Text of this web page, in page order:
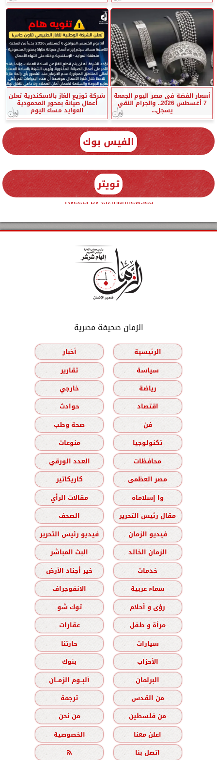
أسعار الفضة في مصر اليوم الجمعة
7 أغسطس 2026.. والجرام النقي
يسجل...
شركة توزيع الغاز بالاسكندرية تعلن
أعمال صيانة بمحور المحمودية
العوايد مساء اليوم
الفيس بوك
تويتر
Tweets by elzmannewseg
الزمان صحيفة مصرية
الرئيسية
أخبار
سياسة
تقارير
رياضة
خارجي
اقتصاد
حوادث
فن
صحة وطب
تكنولوجيا
منوعات
محافظات
العدد الورقي
مصر العظمى
كاريكاتير
وا إسلاماه
مقالات الرأي
مقال رئيس التحرير
الصحف
فيديو الزمان
فيديو رئيس التحرير
الزمان الخالد
البث المباشر
خدمات
خير أجناد الأرض
سماء عربية
الانفوجراف
رؤى و أحلام
توك شو
مرأة و طفل
عقارات
سيارات
حارتنا
الأحزاب
بنوك
البرلمان
ألبــوم الزمــان
من القدس
ترجمة
من فلسطين
من نحن
اعلن معنا
الخصوصية
اتصل بنا
